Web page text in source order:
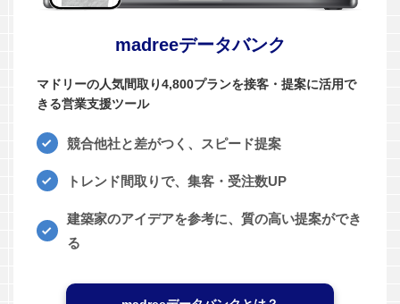
madreeデータバンク
マドリーの人気間取り4,800プランを接客・提案に活用で
きる営業支援ツール
競合他社と差がつく、スピード提案
トレンド間取りで、集客・受注数UP
建築家のアイデアを参考に、質の高い提案ができ
る